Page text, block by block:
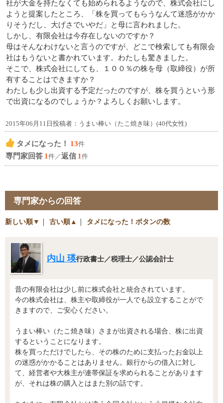
社が大金を持たなくても始められるようなので、株式会社にし
ようと提案したところ、「株を買ってもらうなんて迷惑がかか
りそうだし、大げさでいやだ」と母に言われました。
しかし、有限会社は今存在しないのですか？
母はそんなわけないと言うのですが、どこで検索しても有限会
社はもうないと書かれています。わたしも驚きました。
そこで、株式会社にしても、１００％の株を母（取締役）が所
有することはできますか？
わたしも少し出資する予定だったのですが、株を買うという形
で出資になるのでしょうか？よろしくお願いします。
2015年06月11日投稿者：うまい棒い（たこ焼き味）(40代女性)
タメになった！ 13件
専門家回答 1 件／返信 1 件
専門家からの回答
新しい順▼ 古い順▲ タメになった！ボタンの数
内山 瑛行政書士／税理士／公認会計士
昔の有限会社は少し前に株式会社と統合されています。
今の株式会社は、株主や取締役が一人でも設立することがで
きますので、ご安心ください。
うまい棒い（たこ焼き味）さまが出資される場合、株に出資
するということになります。
株を買っただけでしたら、その株のために支払ったお金以上
の迷惑がかかることはありません。銀行からの借入に対し
て、経営者や大株主が連帯保証を求められることがあります
が、それは株の購入とはまた別の話です。